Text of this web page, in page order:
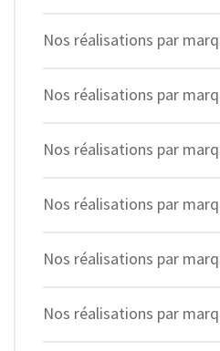
Nos réalisations par
Nos réalisations par
Nos réalisations par
Nos réalisations par
Nos réalisations par
Nos réalisations par